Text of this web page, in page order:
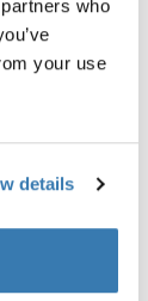
who
your use
details